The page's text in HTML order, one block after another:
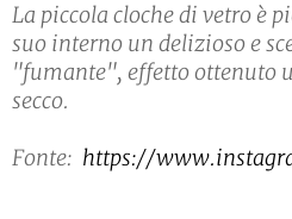
La piccola cloche di vetro è
suo interno un delizioso e
"fumante", effetto ottenuto
secco.
Fonte: https://